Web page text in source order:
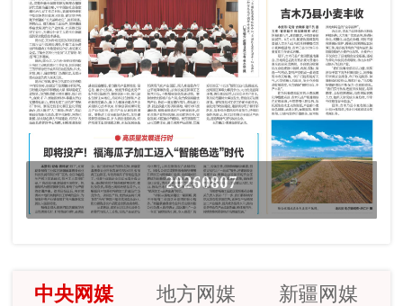
20260807
中央网媒 地方网媒 新疆网媒